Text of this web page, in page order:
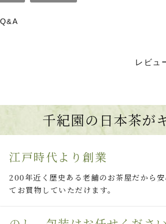
Q&A
レビュ
千紀園の日本茶が
江戸時代より創業
200年近く歴史ある老舗のお茶屋だから安
てお買物していただけます。